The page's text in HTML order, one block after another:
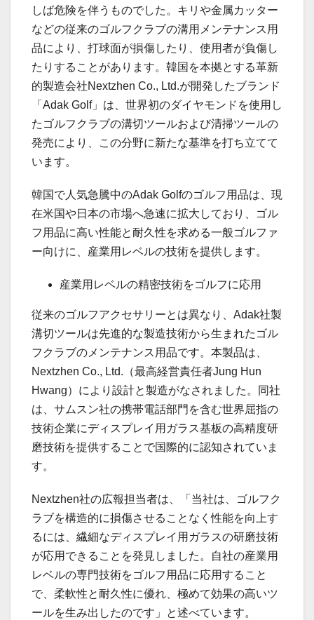
しば危険を伴うものでした。キリや金属カッター
などの従来のゴルフクラブの溝用メンテナンス用
品により、打球面が損傷したり、使用者が負傷し
たりすることがあります。韓国を本拠とする革新
的製造会社Nextzhen Co., Ltd.が開発したブランド
「Adak Golf」は、世界初のダイヤモンドを使用し
たゴルフクラブの溝切ツールおよび清掃ツールの
発売により、この分野に新たな基準を打ち立てて
います。
韓国で人気急騰中のAdak Golfのゴルフ用品は、現
在米国や日本の市場へ急速に拡大しており、ゴル
フ用品に高い性能と耐久性を求める一般ゴルファ
ー向けに、産業用レベルの技術を提供します。
産業用レベルの精密技術をゴルフに応用
従来のゴルフアクセサリーとは異なり、Adak社製
溝切ツールは先進的な製造技術から生まれたゴル
フクラブのメンテナンス用品です。本製品は、
Nextzhen Co., Ltd.（最高経営責任者Jung Hun
Hwang）により設計と製造がなされました。同社
は、サムスン社の携帯電話部門を含む世界屈指の
技術企業にディスプレイ用ガラス基板の高精度研
磨技術を提供することで国際的に認知されていま
す。
Nextzhen社の広報担当者は、「当社は、ゴルフク
ラブを構造的に損傷させることなく性能を向上す
るには、繊細なディスプレイ用ガラスの研磨技術
が応用できることを発見しました。自社の産業用
レベルの専門技術をゴルフ用品に応用すること
で、柔軟性と耐久性に優れ、極めて効果の高いツ
ールを生み出したのです」と述べています。